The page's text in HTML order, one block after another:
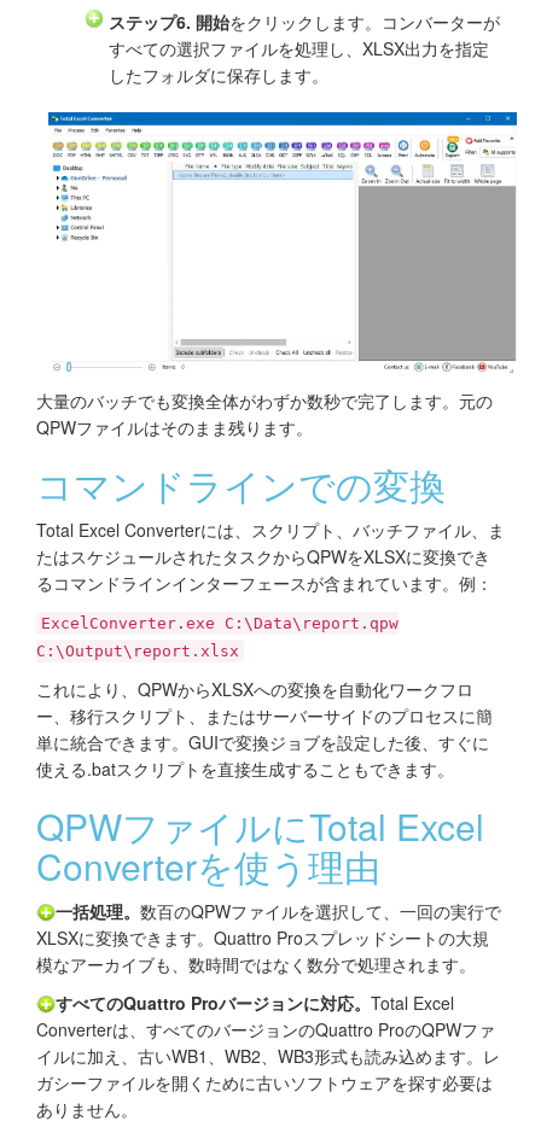
ステップ6. 開始をクリックします。コンバーターが
すべての選択ファイルを処理し、XLSX出力を指定
したフォルダに保存します。
大量のバッチでも変換全体がわずか数秒で完了します。元の
QPWファイルはそのまま残ります。
コマンドラインでの変換
Total Excel Converterには、スクリプト、バッチファイル、ま
たはスケジュールされたタスクからQPWをXLSXに変換でき
るコマンドラインインターフェースが含まれています。例：
ExcelConverter.exe C:\Data\report.qpw
C:\Output\report.xlsx
これにより、QPWからXLSXへの変換を自動化ワークフロ
ー、移行スクリプト、またはサーバーサイドのプロセスに簡
単に統合できます。GUIで変換ジョブを設定した後、すぐに
使える.batスクリプトを直接生成することもできます。
QPWファイルにTotal Excel
Converterを使う理由
一括処理。 数百のQPWファイルを選択して、一回の実行で
XLSXに変換できます。Quattro Proスプレッドシートの大規
模なアーカイブも、数時間ではなく数分で処理されます。
すべてのQuattro Proバージョンに対応。 Total Excel
Converterは、すべてのバージョンのQuattro ProのQPWファ
イルに加え、古いWB1、WB2、WB3形式も読み込めます。レ
ガシーファイルを開くために古いソフトウェアを探す必要は
ありません。